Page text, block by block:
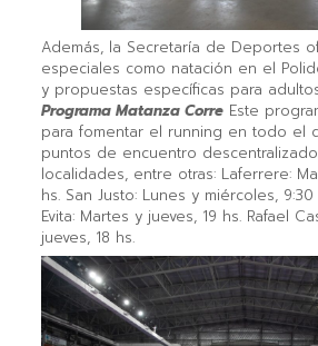
Además, la Secretaría de Deportes
especiales como natación en el
y propuestas específicas para
Programa Matanza CorreEste
para fomentar el running en todo el
puntos de encuentro
localidades, entre otras: Laferrere:
hs. San Justo: Lunes y miércoles,
Evita: Martes y jueves, 19 hs. Rafael
jueves, 18 hs.